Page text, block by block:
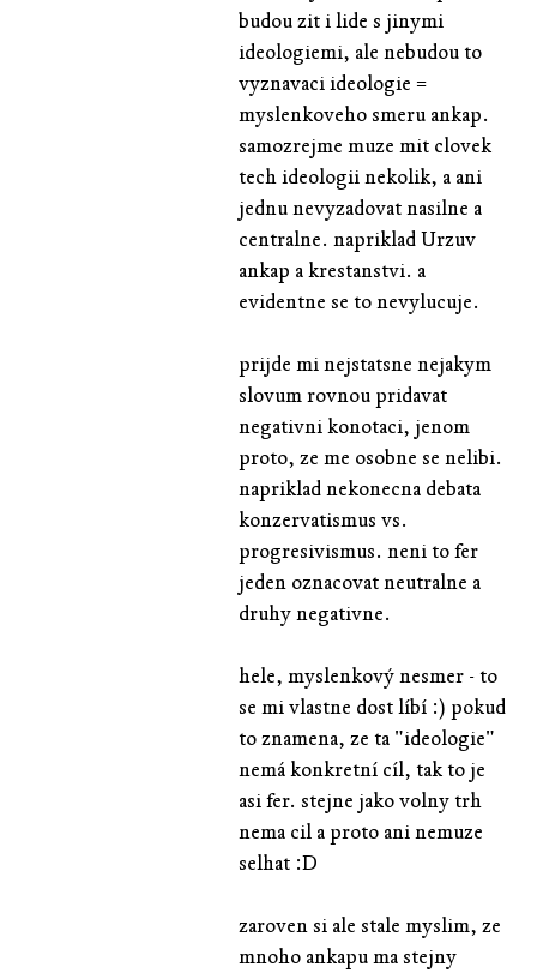
budou zit i lide s jinymi
ideologiemi, ale nebudou to
vyznavaci ideologie =
myslenkoveho smeru ankap.
samozrejme muze mit clovek
tech ideologii nekolik, a ani
jednu nevyzadovat nasilne a
centralne. napriklad Urzuv
ankap a krestanstvi. a
evidentne se to nevylucuje.
prijde mi nejstatsne nejakym
slovum rovnou pridavat
negativni konotaci, jenom
proto, ze me osobne se nelibi.
napriklad nekonecna debata
konzervatismus vs.
progresivismus. neni to fer
jeden oznacovat neutralne a
druhy negativne.
hele, myslenkový nesmer - to
se mi vlastne dost líbí :) pokud
to znamena, ze ta "ideologie"
nemá konkretní cíl, tak to je
asi fer. stejne jako volny trh
nema cil a proto ani nemuze
selhat :D
zaroven si ale stale myslim, ze
mnoho ankapu ma stejny